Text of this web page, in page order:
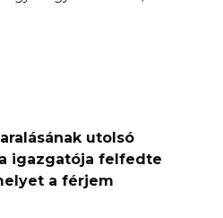
utolsó
igazgatója felfedte
a férjem